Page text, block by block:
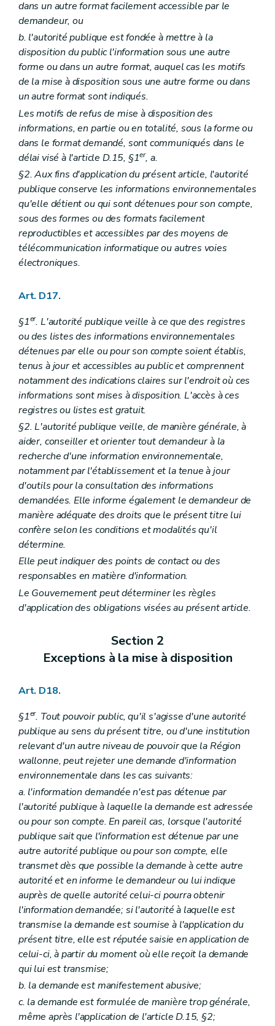
dans un autre format facilement accessible par le
demandeur, ou
b. l'autorité publique est fondée à mettre à la
disposition du public l'information sous une autre
forme ou dans un autre format, auquel cas les motifs
de la mise à disposition sous une autre forme ou dans
un autre format sont indiqués.
Les motifs de refus de mise à disposition des
informations, en partie ou en totalité, sous la forme ou
dans le format demandé, sont communiqués dans le
délai visé à l'article D.15, §1er, a.
§2. Aux fins d'application du présent article, l'autorité
publique conserve les informations environnementales
qu'elle détient ou qui sont détenues pour son compte,
sous des formes ou des formats facilement
reproductibles et accessibles par des moyens de
télécommunication informatique ou autres voies
électroniques.
Art. D17.
§1er. L'autorité publique veille à ce que des registres
ou des listes des informations environnementales
détenues par elle ou pour son compte soient établis,
tenus à jour et accessibles au public et comprennent
notamment des indications claires sur l'endroit où ces
informations sont mises à disposition. L'accès à ces
registres ou listes est gratuit.
§2. L'autorité publique veille, de manière générale, à
aider, conseiller et orienter tout demandeur à la
recherche d'une information environnementale,
notamment par l'établissement et la tenue à jour
d'outils pour la consultation des informations
demandées. Elle informe également le demandeur de
manière adéquate des droits que le présent titre lui
confère selon les conditions et modalités qu'il
détermine.
Elle peut indiquer des points de contact ou des
responsables en matière d'information.
Le Gouvernement peut déterminer les règles
d'application des obligations visées au présent article.
Section 2
Exceptions à la mise à disposition
Art. D18.
§1er. Tout pouvoir public, qu'il s'agisse d'une autorité
publique au sens du présent titre, ou d'une institution
relevant d'un autre niveau de pouvoir que la Région
wallonne, peut rejeter une demande d'information
environnementale dans les cas suivants:
a. l'information demandée n'est pas détenue par
l'autorité publique à laquelle la demande est adressée
ou pour son compte. En pareil cas, lorsque l'autorité
publique sait que l'information est détenue par une
autre autorité publique ou pour son compte, elle
transmet dès que possible la demande à cette autre
autorité et en informe le demandeur ou lui indique
auprès de quelle autorité celui-ci pourra obtenir
l'information demandée; si l'autorité à laquelle est
transmise la demande est soumise à l'application du
présent titre, elle est réputée saisie en application de
celui-ci, à partir du moment où elle reçoit la demande
qui lui est transmise;
b. la demande est manifestement abusive;
c. la demande est formulée de manière trop générale,
même après l'application de l'article D.15, §2;